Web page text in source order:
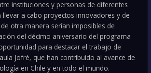
instituciones y personas de diferentes
llevar a cabo proyectos innovadores y de
otra manera serían imposibles de
del décimo aniversario del programa
para destacar el trabajo de
Jofré, que han contribuido al avance de
en Chile y en todo el mundo.